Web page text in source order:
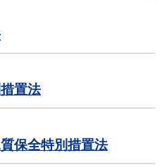
置法
保全特別措置法